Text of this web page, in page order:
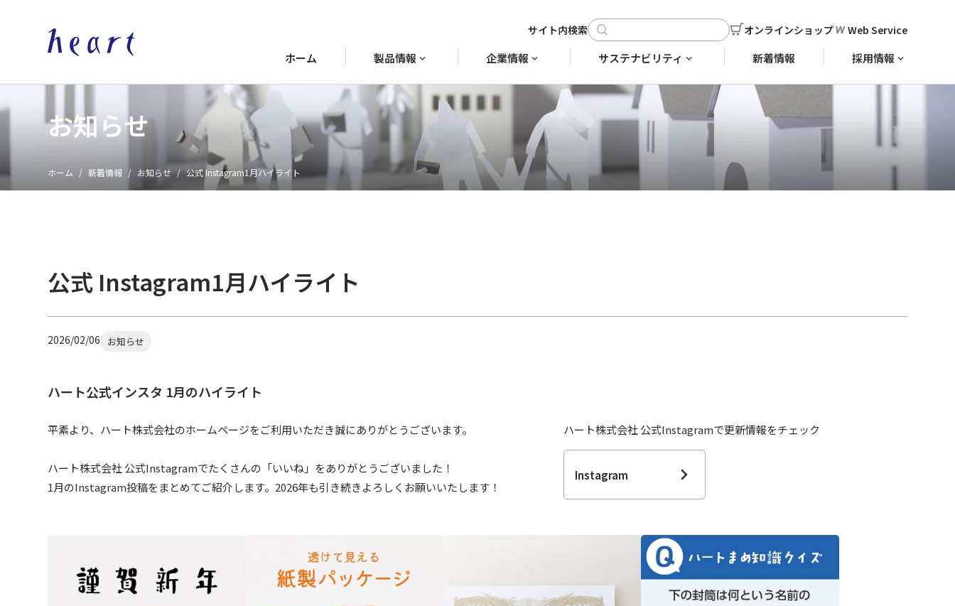
オンラインショップ Web Service
ホーム 製品情報 企業情報 サステナビリティ 新着情報 採用情報
お知らせ
ホーム 新着情報 お知らせ 公式 Instagram1月ハイライト
公式 Instagram1月ハイライト
2026/02/06 お知らせ
ハート公式インスタ 1月のハイライト
平素より、ハート株式会社のホームページをご利用いただき誠にありがとうございます。
ハート株式会社 公式Instagramでたくさんの「いいね」をありがとうございました！
1月のInstagram投稿をまとめてご紹介します。2026年も引き続きよろしくお願いいたします！
ハート株式会社 公式Instagramで更新情報をチェック
Instagram